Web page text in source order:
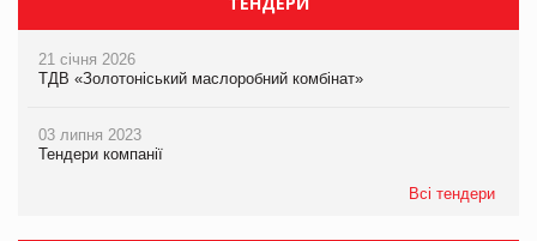
21 січня 2026
ТДВ «Золотоніський маслоробний комбінат»
03 липня 2023
Тендери компанії
Всі тендери